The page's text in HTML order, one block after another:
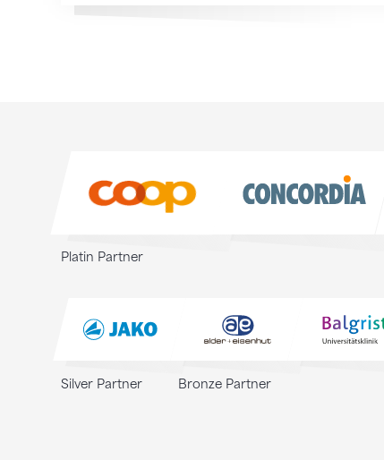
Platin Partner
Silver Partner Bronze Partner